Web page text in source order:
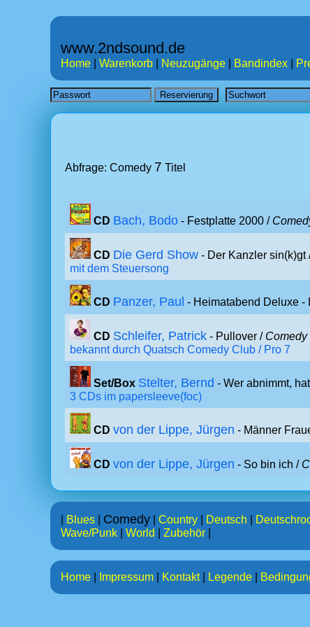
www.2ndsound.de
Home Warenkorb Neuzugänge Bandindex
Abfrage: Comedy 7 Titel
CD Bach, Bodo - Festplatte 2000 /
CD Die Gerd Show - Der Kanzler sin(k)gt
mit dem Steuersong
CD Panzer, Paul - Heimatabend Deluxe -
CD Schleifer, Patrick - Pullover / Comedy
bekannt durch Quatsch Comedy Club / Pro 7
Set/Box Stelter, Bernd - Wer abnimmt,
3 CDs im papersleeve(foc)
CD von der Lippe, Jürgen - Männer
CD von der Lippe, Jürgen - So bin ich /
Blues Comedy Country Deutsch
Wave/Punk
World Zubehör
Home Impressum Kontakt| Legende